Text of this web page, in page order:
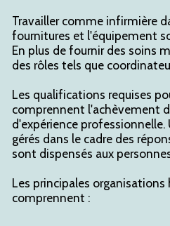
Travailler comme infirmière
fournitures et l'équipement
En plus de fournir des soins
des rôles tels que
Les qualifications requises
comprennent l'achèvement
d'expérience
gérés dans le cadre des
sont dispensés aux
Les principales
comprennent :